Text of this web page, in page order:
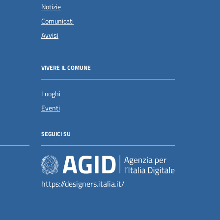
Notizie
Comunicati
Avvisi
VIVERE IL COMUNE
Luoghi
Eventi
SEGUICI SU
https://designers.italia.it/